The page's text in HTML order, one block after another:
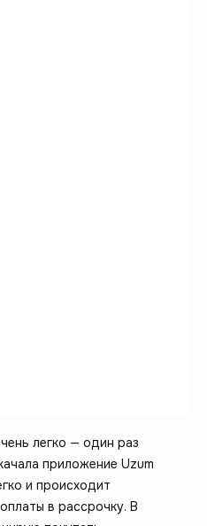
легко — один раз
приложение Uzum
и происходит
в рассрочку. В